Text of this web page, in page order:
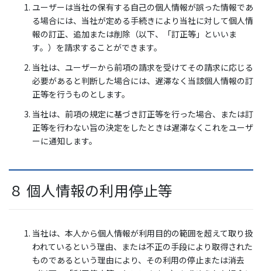
ユーザーは当社の保有する自己の個人情報が誤った情報であ
る場合には、当社が定める手続きにより当社に対して個人情
報の訂正、追加または削除（以下、「訂正等」といいま
す。）を請求することができます。
当社は、ユーザーから前項の請求を受けてその請求に応じる
必要があると判断した場合には、遅滞なく当該個人情報の訂
正等を行うものとします。
当社は、前項の規定に基づき訂正等を行った場合、または訂
正等を行わない旨の決定をしたときは遅滞なくこれをユーザ
ーに通知します。
８ 個人情報の利用停止等
当社は、本人から個人情報が利用目的の範囲を超えて取り扱
われているという理由、または不正の手段により取得された
ものであるという理由により、その利用の停止または消去